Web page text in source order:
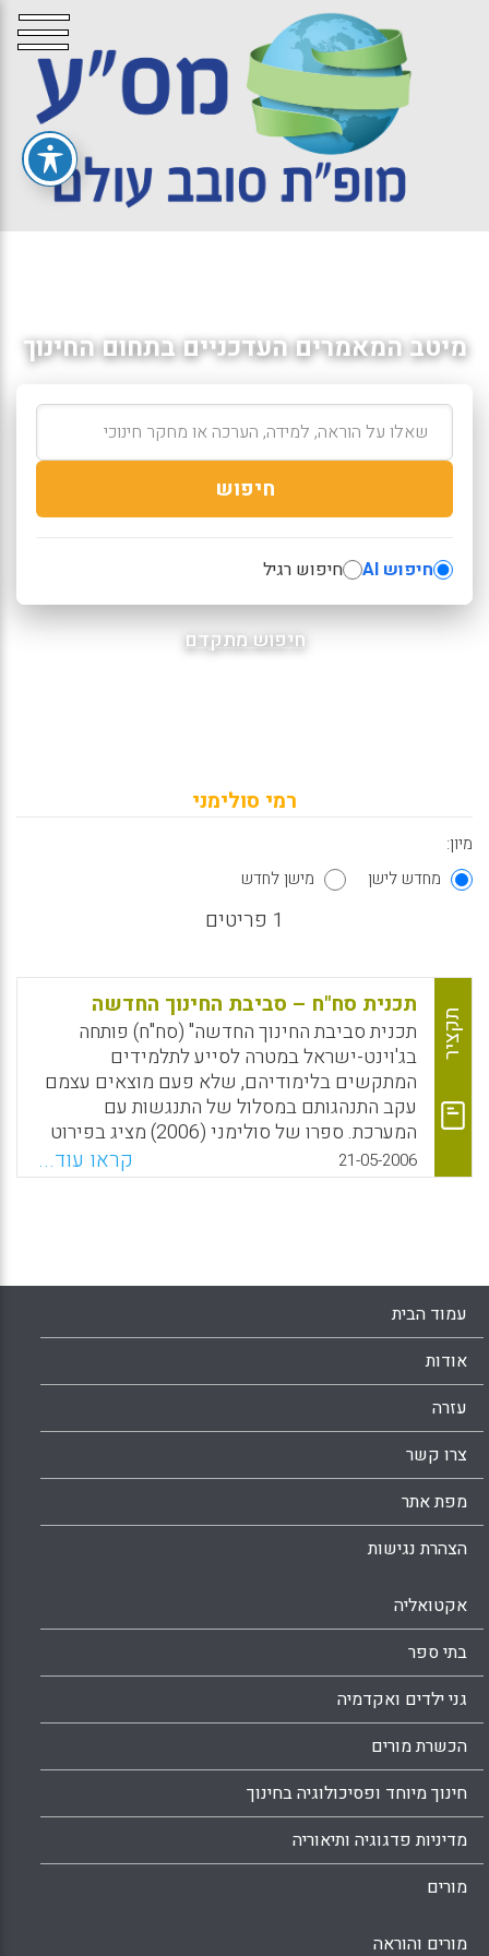
מיטב המאמרים העדכניים בתחום החינוך
חיפוש
חיפוש AI חיפוש רגיל
חיפוש מתקדם
רמי סולימני
מיון:
מחדש לישן
מישן לחדש
1 פריטים
תקציר
תכנית סח"ח – סביבת החינוך החדשה
תכנית סביבת החינוך החדשה" (סח"ח) פותחה
בג'וינט-ישראל במטרה לסייע לתלמידים
המתקשים בלימודיהם, שלא פעם מוצאים עצמם
עקב התנהגותם במסלול של התנגשות עם
המערכת. ספרו של סולימני (2006) מציג בפירוט
את התפיסות האידיאולוגיות, הנחות היסוד ומטרות
התכנית; ספרם של פיורקו וכ"ץ (2005) מציג את
ההנחיה וההכשרה בתכנית.
WhatsApp
Facebook
Email
X
21-05-2006 קראו עוד...
עמוד הבית
אודות
עזרה
צרו קשר
מפת אתר
הצהרת נגישות
אקטואליה
בתי ספר
גני ילדים ואקדמיה
הכשרת מורים
חינוך מיוחד ופסיכולוגיה בחינוך
מדיניות פדגוגיה ותיאוריה
מורים
מורים והוראה